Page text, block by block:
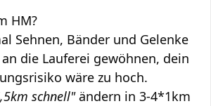
HM?
Sehnen, Bänder und Gelenke
die Lauferei gewöhnen, dein
wäre zu hoch.
schnell"ändern in 3-4*1km